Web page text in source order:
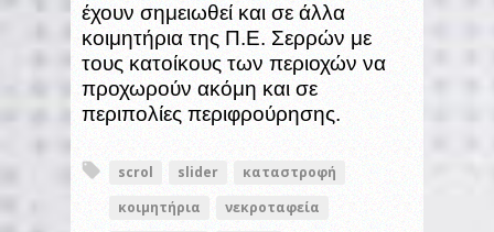
έχουν σημειωθεί και σε άλλα
κοιμητήρια της Π.Ε. Σερρών με
τους κατοίκους των περιοχών να
προχωρούν ακόμη και σε
περιπολίες περιφρούρησης.
scrol slider
καταστροφή
κοιμητήρια
νεκροταφεία